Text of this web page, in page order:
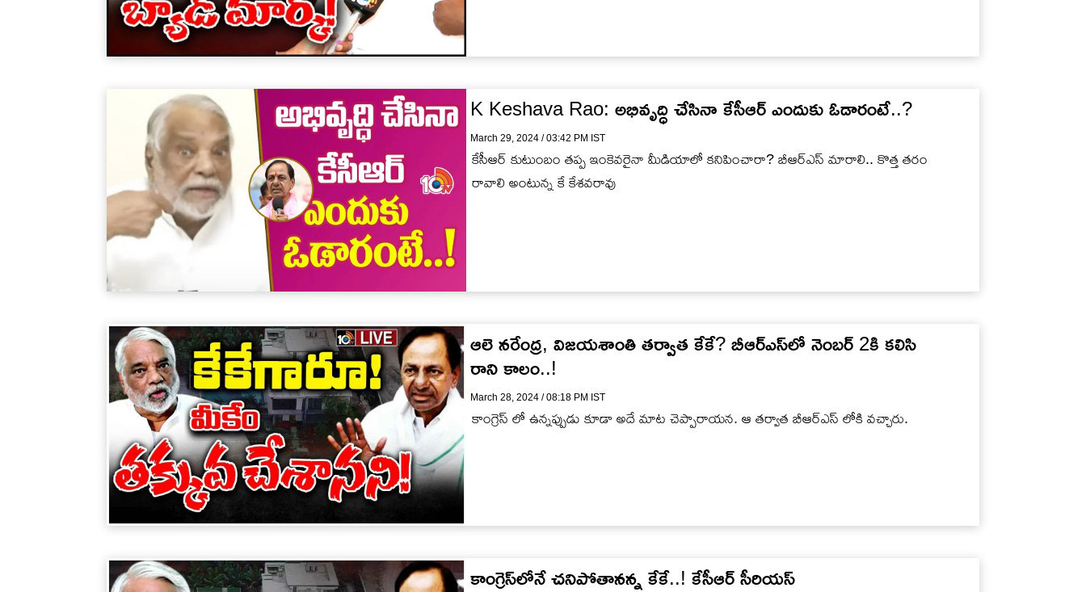
K Keshava Rao: అభివృద్ధి చేసినా కేసీఆర్ ఎందుకు ఓడారంటే..?
March 29, 2024 / 03:42 PM IST
కేసీఆర్ కుటుంబం తప్ప ఇంకెవరైనా మీడియాలో కనిపించారా? బీఆర్ఎస్ మారాలి.. కొత్త తరం
రావాలి అంటున్న కే కేశవరావు
ఆలె నరేంద్ర, విజయశాంతి తర్వాత కేకే? బీఆర్ఎస్‌లో నెంబర్ 2కి కలిసి
రాని కాలం..!
March 28, 2024 / 08:18 PM IST
కాంగ్రెస్ లో ఉన్నప్పుడు కూడా అదే మాట చెప్పారాయన. ఆ తర్వాత బీఆర్ఎస్ లోకి వచ్చారు.
కాంగ్రెస్‌లోనే చనిపోతానన్న కేకే..! కేసీఆర్ సీరియస్